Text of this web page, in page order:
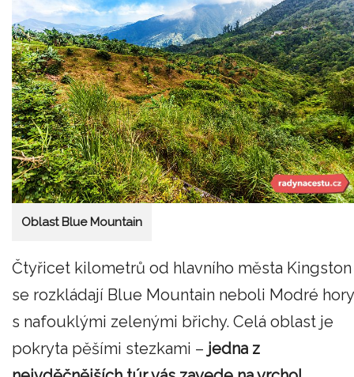
Oblast Blue Mountain
Čtyřicet kilometrů od hlavního města Kingston
se rozkládají Blue Mountain neboli Modré hory
s nafouklými zelenými břichy. Celá oblast je
pokryta pěšími stezkami – jedna z